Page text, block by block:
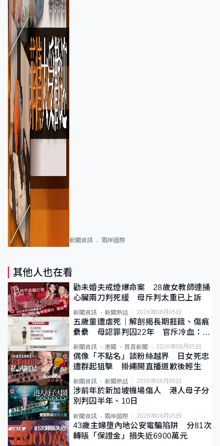
新聞資訊 兩岸國際
其他人也在看
勸未婚夫戒煙爆命案 28歲女教師連捅
心臟兩刀判死緩 母斥判太重已上訴
新聞資訊 新聞熱話 2026年08月05日
五歲童遭虐死｜解剖揭長期捱餓、傷痕
纍纍 母認罪判囚22年 官斥冷血：同
類案最惡劣
新聞資訊 港聞 首頁新聞 2026年08月05日
偶像「不點名」談粉絲越界 日女死忠
遭群起狙擊 掛繩開直播道歉後輕生
新聞資訊 新聞熱話 2026年08月06日
涉前年於新加坡機場傷人 港人母子分
別判囚半年、10日
新聞資訊 兩岸國際 2026年08月05日
43歲主婦墮內地公安電騙陷阱 分81次
轉賬「保證金」損失近6900萬元